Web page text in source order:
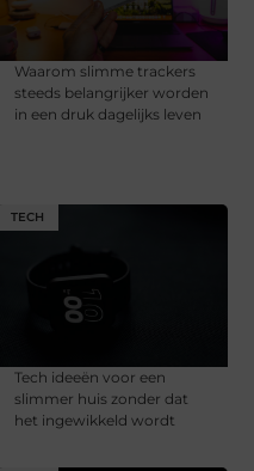
Waarom slimme trackers
steeds belangrijker worden
in een druk dagelijks leven
TECH
Tech ideeën voor een
slimmer huis zonder dat
het ingewikkeld wordt